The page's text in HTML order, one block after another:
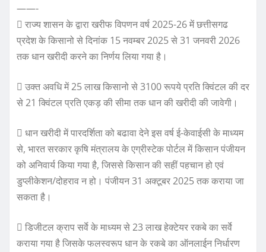
——-
 राज्य शासन के द्वारा खरीफ विपणन वर्ष 2025-26 में छत्तीसगढ
प्रदेश के किसानो से दिनांक 15 नवम्बर 2025 से 31 जनवरी 2026
तक धान खरीदी करने का निर्णय लिया गया है।
 उक्त अवधि में 25 लाख किसानो से 3100 रूपये प्रति क्विंटल की दर
से 21 क्विंटल प्रति एकड़ की सीमा तक धान की खरीदी की जावेगी।
 धान खरीदी में पारदर्शिता को बढावा देने इस वर्ष ई-केवाईसी के माध्यम
से, भारत सरकार कृषि मंत्रालय के एग्रीस्टेक पोर्टल में किसान पंजीयन
को अनिवार्य किया गया है, जिससे किसान की सहीं पहचान हो एवं
डुप्लीकेशन/दोहराव न हो। पंजीयन 31 अक्टूबर 2025 तक कराया जा
सकता है।
 डिजीटल क्राप सर्वे के माध्यम से 23 लाख हेक्टेयर रकबे का सर्वे
कराया गया है जिसके फलस्वरूप धान के रकबे का ऑनलाईन निर्धारण